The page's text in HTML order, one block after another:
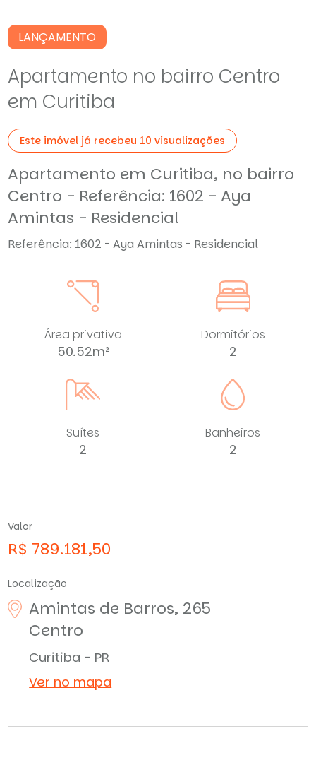
LANÇAMENTO
Apartamento no bairro Centro
em Curitiba
Este imóvel já recebeu 10 visualizações
Apartamento em Curitiba, no bairro
Centro - Referência: 1602 - Aya
Amintas - Residencial
Referência: 1602 - Aya Amintas - Residencial
Área privativa
50.52m²
Dormitórios
2
Suítes
2
Banheiros
2
Valor
R$ 789.181,50
Localização
Amintas de Barros, 265
Centro
Curitiba - PR
Ver no mapa